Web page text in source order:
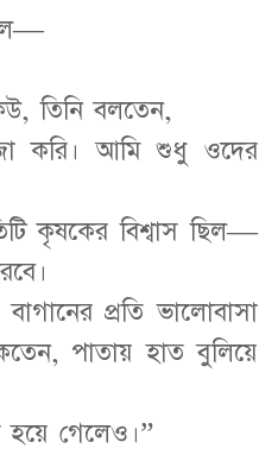
তিনি বলতেন,
করি। আমি শুধু ওদের
কৃষকের বিশ্বাস ছিল—
প্রতি ভালোবাসা
পাতায় হাত বুলিয়ে
গেলেও।”